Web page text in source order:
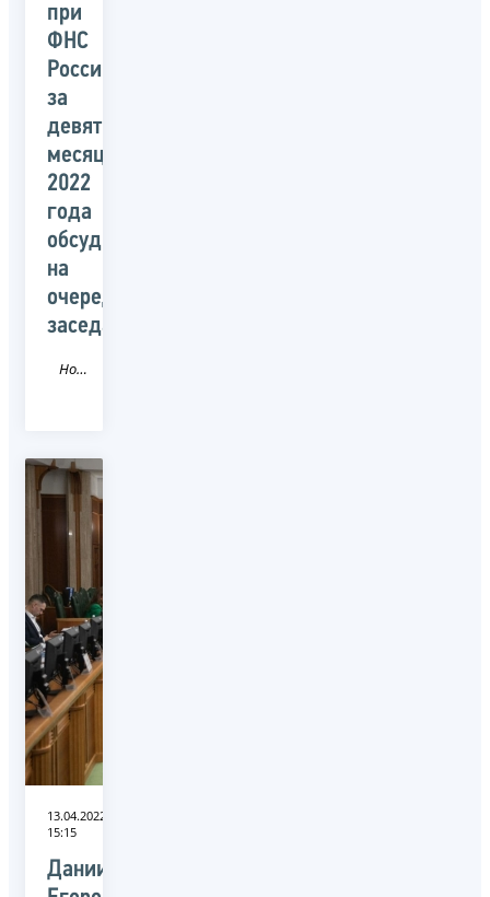
при
ФНС
России
за
девять
месяцев
2022
года
обсудили
на
очередном
заседании
Новость
13.04.2022
15:15
Даниил